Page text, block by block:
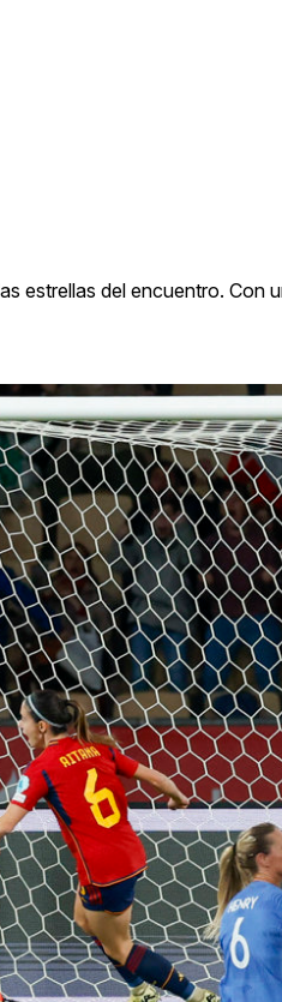
estrellas del encuentro. Con